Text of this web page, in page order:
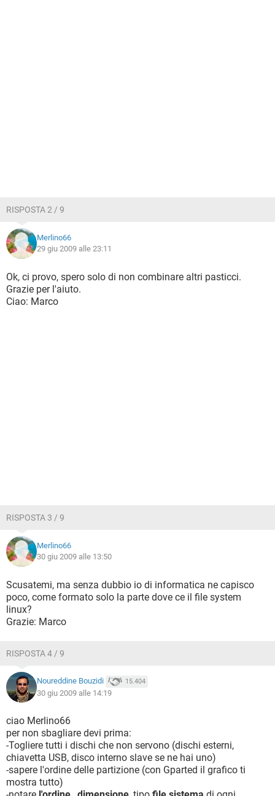
RISPOSTA 2 / 9
Merlino66
29 giu 2009 alle 23:11
Ok, ci provo, spero solo di non combinare altri pasticci.
Grazie per l'aiuto.
Ciao: Marco
RISPOSTA 3 / 9
Merlino66
30 giu 2009 alle 13:50
Scusatemi, ma senza dubbio io di informatica ne capisco
poco, come formato solo la parte dove ce il file system
linux?
Grazie: Marco
RISPOSTA 4 / 9
Noureddine Bouzidi 15.404
30 giu 2009 alle 14:19
ciao Merlino66
per non sbagliare devi prima:
-Togliere tutti i dischi che non servono (dischi esterni,
chiavetta USB, disco interno slave se ne hai uno)
-sapere l'ordine delle partizione (con Gparted il grafico ti
mostra tutto)